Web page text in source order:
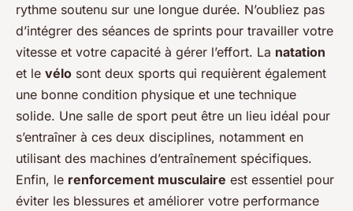
rythme soutenu sur une longue durée. N’oubliez pas
d’intégrer des séances de sprints pour travailler votre
vitesse et votre capacité à gérer l’effort. La natation
et le vélo sont deux sports qui requièrent également
une bonne condition physique et une technique
solide. Une salle de sport peut être un lieu idéal pour
s’entraîner à ces deux disciplines, notamment en
utilisant des machines d’entraînement spécifiques.
Enfin, le renforcement musculaire est essentiel pour
éviter les blessures et améliorer votre performance